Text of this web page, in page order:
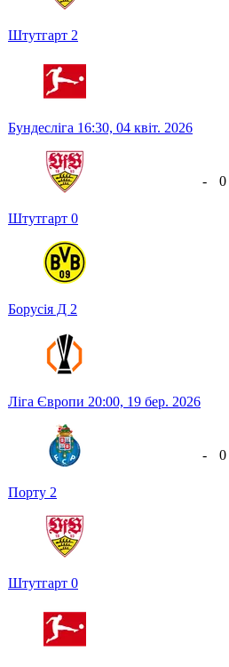
Штутгарт 2
Бундесліга 16:30, 04 квіт. 2026
Штутгарт 0
Борусія Д 2
- 0
Ліга Європи 20:00, 19 бер. 2026
Порту 2
Штутгарт 0
- 0